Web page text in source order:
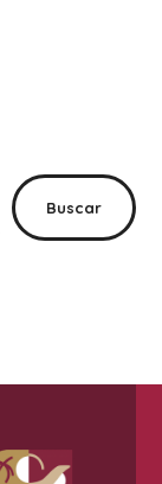
Buscar